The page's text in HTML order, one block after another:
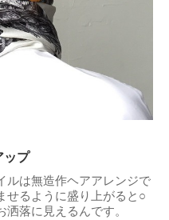
ップ
ルは無造作ヘアアレンジで
せるように盛り上がると○
落に見えるんです。